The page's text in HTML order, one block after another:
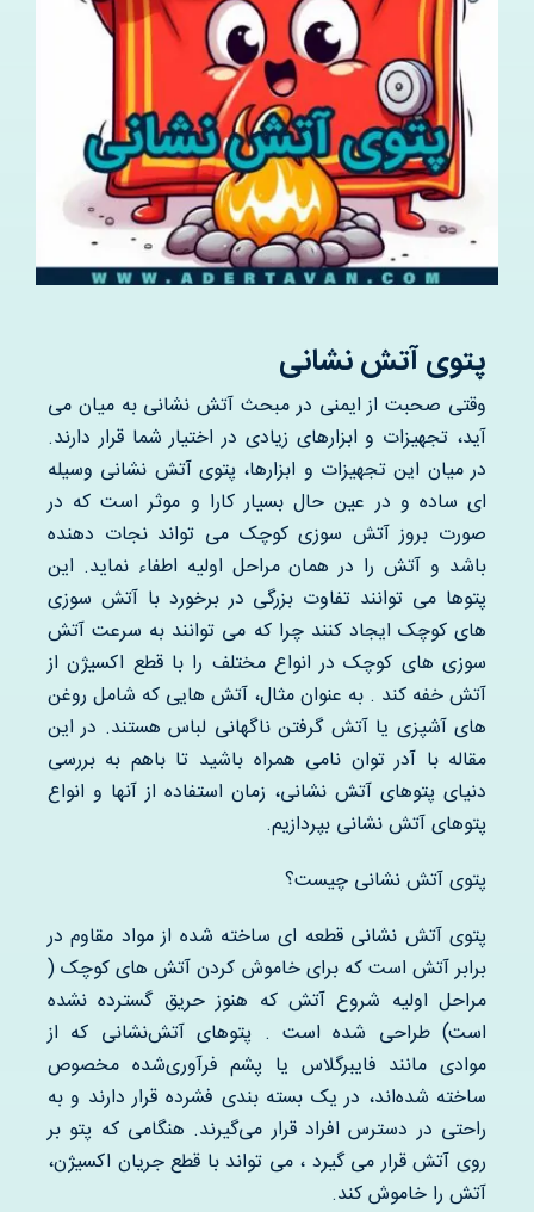
سوالات متداول
تماس با ما
پتوی آتش نشانی
وقتی صحبت از ایمنی در مبحث آتش نشانی به میان می
آید، تجهیزات و ابزارهای زیادی در اختیار شما قرار دارند.
در میان این تجهیزات و ابزارها، پتوی آتش نشانی وسیله
ای ساده و در عین حال بسیار کارا و موثر است که در
صورت بروز آتش سوزی کوچک می تواند نجات دهنده
باشد و آتش را در همان مراحل اولیه اطفاء نماید. این
پتوها می توانند تفاوت بزرگی در برخورد با آتش سوزی
های کوچک ایجاد کنند چرا که می توانند به سرعت آتش
سوزی های کوچک در انواع مختلف را با قطع اکسیژن از
آتش خفه کند . به عنوان مثال، آتش هایی که شامل روغن
های آشپزی یا آتش گرفتن ناگهانی لباس هستند. در این
مقاله با آدر توان نامی همراه باشید تا باهم به بررسی
دنیای پتوهای آتش نشانی، زمان استفاده از آنها و انواع
پتوهای آتش نشانی بپردازیم.
پتوی آتش نشانی چیست؟
پتوی آتش نشانی قطعه ای ساخته شده از مواد مقاوم در
برابر آتش است که برای خاموش کردن آتش های کوچک (
مراحل اولیه شروع آتش که هنوز حریق گسترده نشده
است) طراحی شده است . پتوهای آتش‌نشانی که از
موادی مانند فایبرگلاس یا پشم فرآوری‌شده مخصوص
ساخته شده‌اند، در یک بسته بندی فشرده قرار دارند و به
راحتی در دسترس افراد قرار می‌گیرند. هنگامی که پتو بر
روی آتش قرار می گیرد ، می تواند با قطع جریان اکسیژن،
آتش را خاموش کند.